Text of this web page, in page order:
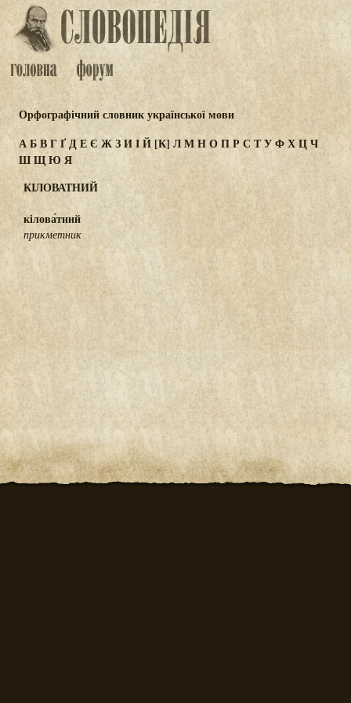
Орфографічний словник української мови
АБВГҐДЕЄ ЖЗИІЙ [К] ЛМНОПР СТУФХЦЧ
ШЩЮЯ
КІЛОВАТНИЙ
кілова́тний
прикметник